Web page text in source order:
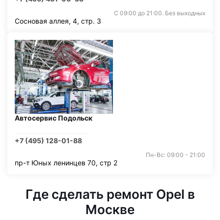
С 09:00 до 21:00. Без выходных
Сосновая аллея, 4, стр. 3
Автосервис Подольск
+7 (495) 128-01-88
Пн-Вс: 09:00 - 21:00
пр-т Юных ленинцев 70, стр 2
Где сделать ремонт Opel в
Москве